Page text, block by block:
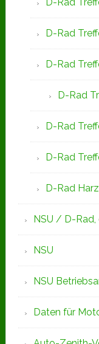
D-Rad
D-Rad
D-Rad
D-Rad
D-Rad
D-Rad
NSU / D-Rad,
NSU
NSU
Daten für